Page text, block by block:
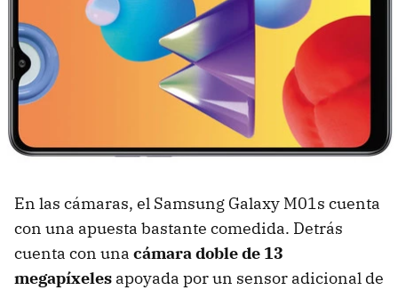
En las cámaras, el Samsung Galaxy M01s cuenta
con una apuesta bastante comedida. Detrás
cuenta con una cámara doble de 13
megapíxeles apoyada por un sensor adicional de